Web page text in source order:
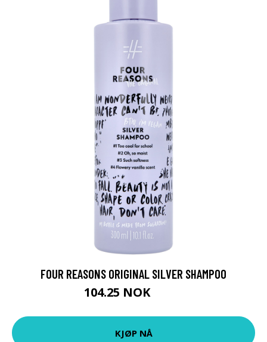
FOUR REASONS ORIGINAL SILVER SHAMPOO
104.25 NOK
KJØP NÅ